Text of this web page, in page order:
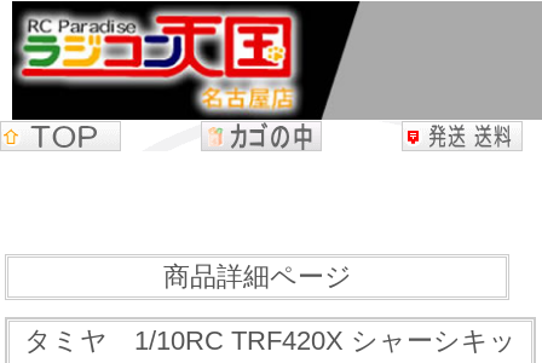
商品詳細ページ
タミヤ 1/10RC TRF420X シャーシキッ